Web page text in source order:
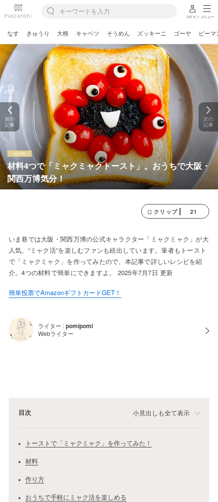
ログイン メニュー
なす きゅうり 大根 キャベツ そうめん ズッキーニ ゴーヤ ピーマ
材料4つで「ミャクミャクトースト」。おうちで大阪・
関西万博気分！
前の
記事
次の
記事
クリップ 21
いま巷では大阪・関西万博の公式キャラクター「ミャクミャク」が大
人気。“ミャク活”を楽しむファンも続出しています。筆者もトースト
で「ミャクミャク」を作ってみたので、本記事で詳しいレシピを紹
介。4つの材料で簡単にできますよ。 2025年7月7日 更新
簡単投票でAmazonギフトカードGET！
ライター :pomipomi
Webライター
目次 小見出しも全て表示
トーストで「ミャクミャク」を作ってみた！
材料
作り方
おうちで手軽にミャク活を楽しめる